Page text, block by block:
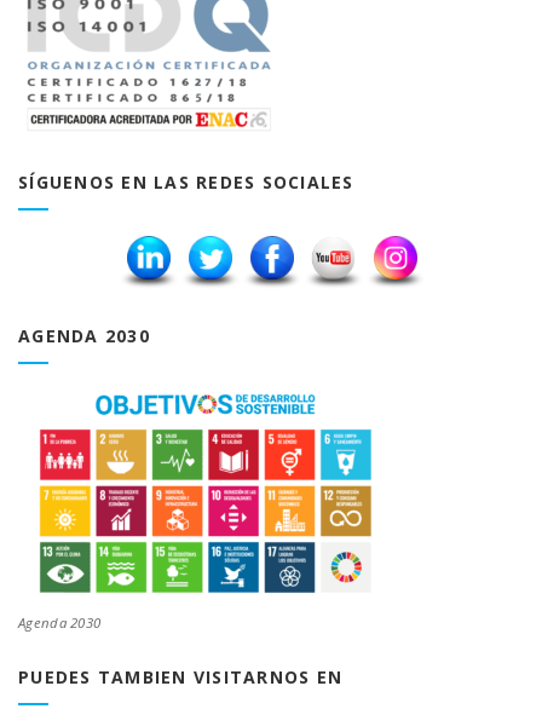
SÍGUENOS EN LAS REDES SOCIALES
AGENDA 2030
Agenda 2030
PUEDES TAMBIEN VISITARNOS EN